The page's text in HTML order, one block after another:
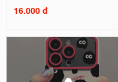
16.000 đ